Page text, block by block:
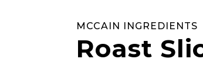
MCCAIN INGREDIENTS
Roast